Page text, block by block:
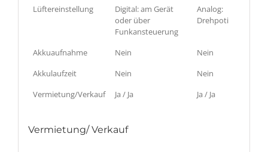
Lüftereinstellung
Digital: am Gerät
oder über
Funkansteuerung
Analog:
Drehpoti
Akkuaufnahme Nein
Nein
Akkulaufzeit
Nein
Nein
Vermietung/Verkauf
Ja / Ja Ja / Ja
Vermietung/ Verkauf